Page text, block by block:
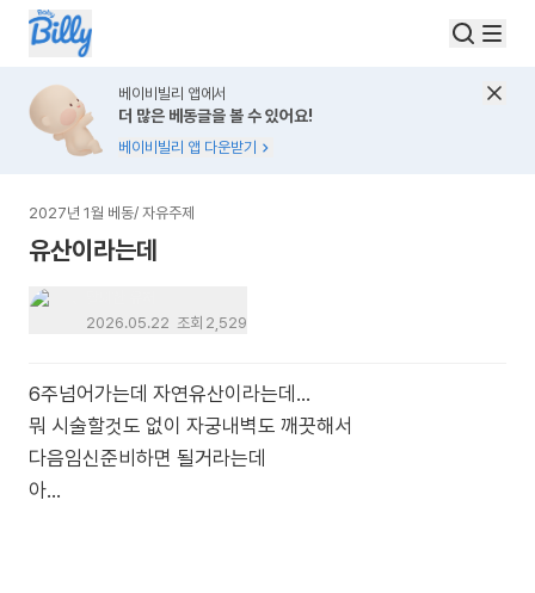
베이비빌리 앱에서
더 많은 베동글을 볼 수 있어요!
베이비빌리 앱 다운받기
2027년 1월 베동/ 자유주제
유산이라는데
2026.05.22 조회 2,529
6주넘어가는데 자연유산이라는데...
뭐 시술할것도 없이 자궁내벽도 깨끗해서
다음임신준비하면 될거라는데
아...